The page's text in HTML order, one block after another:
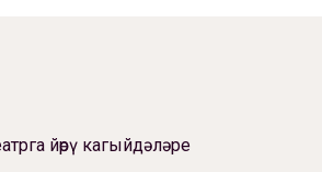
йөрү кагыйдәләре